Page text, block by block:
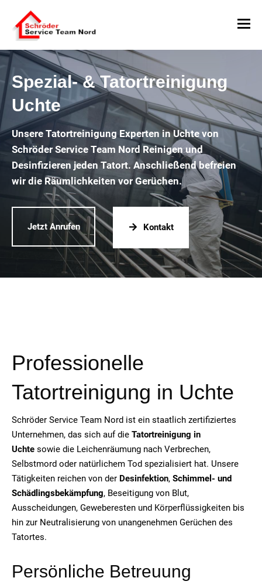
Spezial- & Tatortreinigung
Uchte
Unsere Tatortreinigung Experten in Uchte von
Schröder Service Team Nord Reinigen und
Desinfizieren jeden Tatort. Anschließend befreien
wir die Räumlichkeiten vor Gerüchen.
Jetzt Anrufen Kontakt
Professionelle
Tatortreinigung in Uchte
Schröder Service Team Nord ist ein staatlich zertifiziertes
Unternehmen, das sich auf die Tatortreinigung in
Uchte sowie die Leichenräumung nach Verbrechen,
Selbstmord oder natürlichem Tod spezialisiert hat. Unsere
Tätigkeiten reichen von der Desinfektion, Schimmel- und
Schädlingsbekämpfung, Beseitigung von Blut,
Ausscheidungen, Geweberesten und Körperflüssigkeiten bis
hin zur Neutralisierung von unangenehmen Gerüchen des
Tatortes.
Persönliche Betreuung